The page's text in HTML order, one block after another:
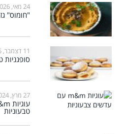
24 מאי, 2026
"חומוס"
11 דצמבר, 2025
סופגניות
27 מרץ, 2024
טבעוניות